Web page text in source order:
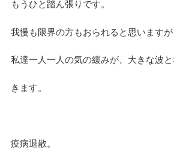
もうひと踏ん張りです。
我慢も限界の方もおられると思いますが
私達一人一人の気の緩みが、大きな波
きます。
疫病退散。